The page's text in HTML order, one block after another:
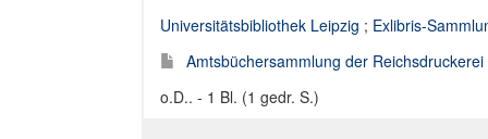
Universitätsbibliothek Leipzig ; Exlibris-
Amtsbüchersammlung der
o.D.. - 1 Bl. (1 gedr. S.)